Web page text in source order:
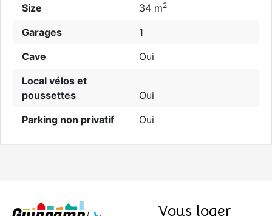
Size
34 m2
Garages
1
Cave
Oui
Local vélos et
poussettes
Oui
Parking non privatif
Oui
Vous loger